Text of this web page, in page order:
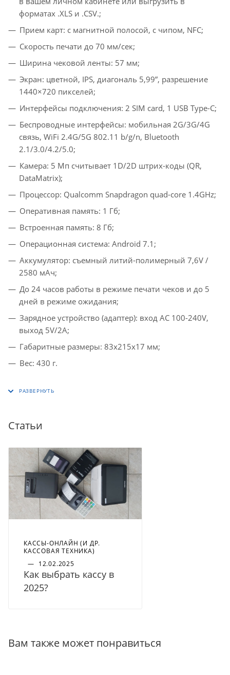
форматах .XLS и .CSV.;
Прием карт: с магнитной полосой, с чипом, NFC;
Скорость печати до 70 мм/сек;
Ширина чековой ленты: 57 мм;
Экран: цветной, IPS, диагональ 5,99”, разрешение
1440×720 пикселей;
Интерфейсы подключения: 2 SIM card, 1 USB Type-C;
Беспроводные интерфейсы: мобильная 2G/3G/4G
связь, WiFi 2.4G/5G 802.11 b/g/n, Bluetooth
2.1/3.0/4.2/5.0;
Камера: 5 Мп считывает 1D/2D штрих-коды (QR,
DataMatrix);
Процессор: Qualcomm Snapdragon quad-core 1.4GHz;
Оперативная память: 1 Гб;
Встроенная память: 8 Гб;
Операционная система: Android 7.1;
Аккумулятор: съемный литий-полимерный 7,6V /
2580 мАч;
До 24 часов работы в режиме печати чеков и до 5
дней в режиме ожидания;
Зарядное устройство (адаптер): вход AC 100-240V,
выход 5V/2A;
Габаритные размеры: 83х215х17 мм;
Вес: 430 г.
Статьи
КАССЫ-ОНЛАЙН (И ДР.
КАССОВАЯ ТЕХНИКА)
— 12.02.2025
Как выбрать кассу в
2025?
Вам также может понравиться